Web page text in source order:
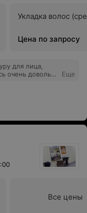
Укладка волос
Цена по запросу
для лица,
очень довольна
Еще
Все цены